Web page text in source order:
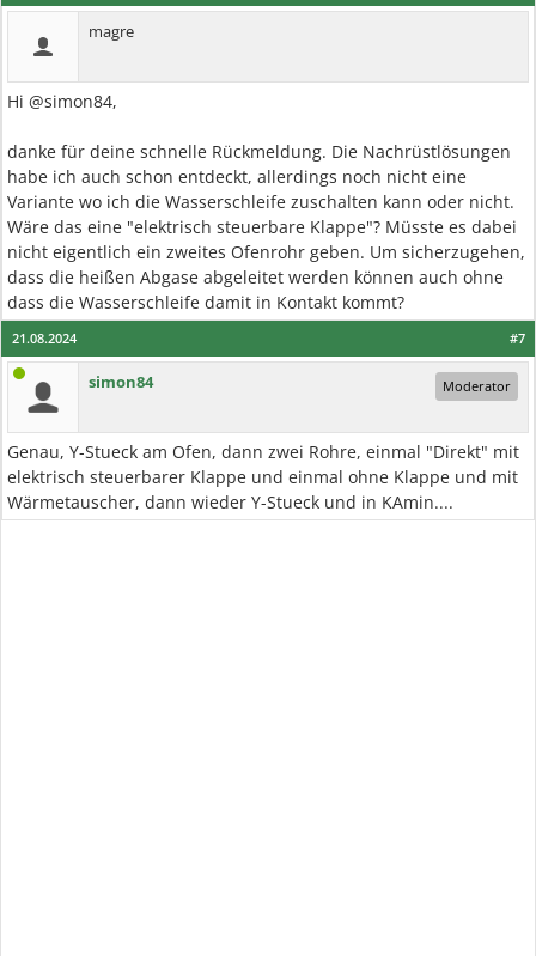
magre
Hi @simon84,
danke für deine schnelle Rückmeldung. Die Nachrüstlösungen
habe ich auch schon entdeckt, allerdings noch nicht eine
Variante wo ich die Wasserschleife zuschalten kann oder nicht.
Wäre das eine "elektrisch steuerbare Klappe"? Müsste es dabei
nicht eigentlich ein zweites Ofenrohr geben. Um sicherzugehen,
dass die heißen Abgase abgeleitet werden können auch ohne
dass die Wasserschleife damit in Kontakt kommt?
#7
21.08.2024
simon84 Moderator
Genau, Y-Stueck am Ofen, dann zwei Rohre, einmal "Direkt" mit
elektrisch steuerbarer Klappe und einmal ohne Klappe und mit
Wärmetauscher, dann wieder Y-Stueck und in KAmin....